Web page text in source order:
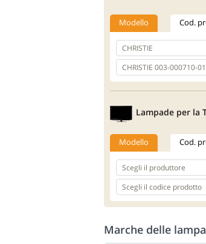
Modello Cod.
Lampade per la
Modello Cod.
Marche delle